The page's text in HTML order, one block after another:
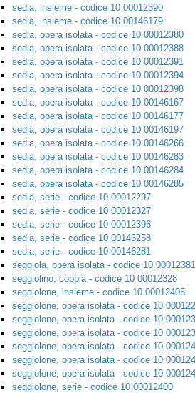
sedia, insieme - codice 10 00012390
sedia, insieme - codice 10 00146179
sedia, opera isolata - codice 10 00012380
sedia, opera isolata - codice 10 00012388
sedia, opera isolata - codice 10 00012391
sedia, opera isolata - codice 10 00012394
sedia, opera isolata - codice 10 00012398
sedia, opera isolata - codice 10 00146167
sedia, opera isolata - codice 10 00146177
sedia, opera isolata - codice 10 00146197
sedia, opera isolata - codice 10 00146266
sedia, opera isolata - codice 10 00146283
sedia, opera isolata - codice 10 00146284
sedia, opera isolata - codice 10 00146285
sedia, serie - codice 10 00012297
sedia, serie - codice 10 00012327
sedia, serie - codice 10 00012396
sedia, serie - codice 10 00146258
sedia, serie - codice 10 00146281
seggiola, opera isolata - codice 10 00012381
seggiolino, coppia - codice 10 00012328
seggiolone, insieme - codice 10 00012405
seggiolone, opera isolata - codice 10
seggiolone, opera isolata - codice 10
seggiolone, opera isolata - codice 10
seggiolone, opera isolata - codice 10
seggiolone, opera isolata - codice 10
seggiolone, opera isolata - codice 10
seggiolone, serie - codice 10 00012400